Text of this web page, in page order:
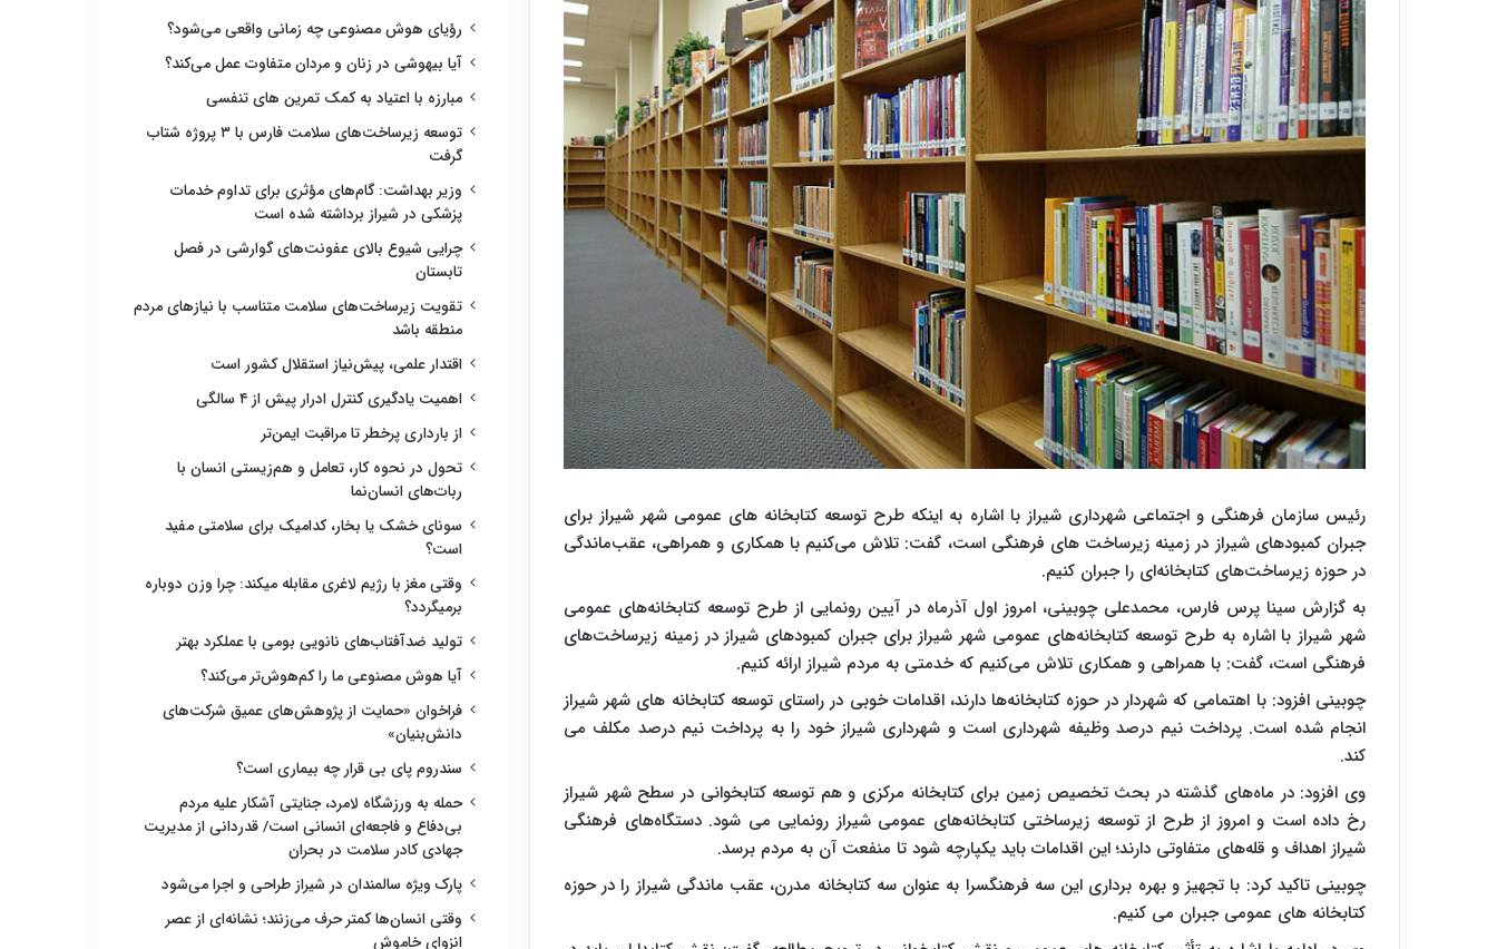
رئیس سازمان فرهنگی و اجتماعی شهرداری شیراز با اشاره به اینکه طرح توسعه کتابخانه های عمومی شهر شیراز برای
جبران کمبودهای شیراز در زمینه زیرساخت های فرهنگی است، گفت: تلاش می‌کنیم با همکاری و همراهی، عقب‌ماندگی
در حوزه زیرساخت‌های کتابخانه‌ای را جبران کنیم.
به گزارش سینا پرس فارس، محمدعلی چوبینی، امروز اول آذرماه در آیین رونمایی از طرح توسعه کتابخانه‌های عمومی
شهر شیراز با اشاره به طرح توسعه کتابخانه‌های عمومی شهر شیراز برای جبران کمبودهای شیراز در زمینه زیرساخت‌های
فرهنگی است، گفت: با همراهی و همکاری تلاش می‌کنیم که خدمتی به مردم شیراز ارائه کنیم.
چوبینی افزود: با اهتمامی که شهردار در حوزه کتابخانه‌ها دارند، اقدامات خوبی در راستای توسعه کتابخانه های شهر شیراز
انجام شده است. پرداخت نیم درصد وظیفه شهرداری است و شهرداری شیراز خود را به پرداخت نیم درصد مکلف می
کند.
وی افزود: در ماه‌های گذشته در بحث تخصیص زمین برای کتابخانه مرکزی و هم توسعه کتابخوانی در سطح شهر شیراز
رخ داده است و امروز از طرح از توسعه زیرساختی کتابخانه‌های عمومی شیراز رونمایی می شود. دستگاه‌های فرهنگی
شیراز اهداف و قله‌های متفاوتی دارند؛ این اقدامات باید یکپارچه شود تا منفعت آن به مردم برسد.
چوبینی تاکید کرد: با تجهیز و بهره برداری این سه فرهنگسرا به عنوان سه کتابخانه مدرن، عقب ماندگی شیراز را در حوزه
کتابخانه های عمومی جبران می کنیم.‌
رؤیای هوش مصنوعی چه زمانی واقعی می‌شود؟
آیا بیهوشی در زنان و مردان متفاوت عمل می‌کند؟
مبارزه با اعتیاد به کمک تمرین های تنفسی
توسعه زیرساخت‌های سلامت فارس با ۳ پروژه شتاب
گرفت
وزیر بهداشت: گام‌های مؤثری برای تداوم خدمات
پزشکی در شیراز برداشته شده است
چرایی شیوع بالای عفونت‌های گوارشی در فصل
تابستان
تقویت زیرساخت‌های سلامت متناسب با نیازهای مردم
منطقه باشد
اقتدار علمی، پیش‌نیاز استقلال کشور است
اهمیت یادگیری کنترل ادرار پیش از ۴ سالگی
از بارداری پرخطر تا مراقبت ایمن‌تر
تحول در نحوه کار، تعامل و هم‌زیستی انسان با
ربات‌های انسان‌نما
سونای خشک یا بخار، کدامیک برای سلامتی مفید
است؟
وقتی مغز با رژیم لاغری مقابله میکند: چرا وزن دوباره
برمیگردد؟
تولید ضدآفتاب‌های نانویی بومی با عملکرد بهتر
آیا هوش مصنوعی ما را کم‌هوش‌تر می‌کند؟
فراخوان «حمایت از پژوهش‌های عمیق شرکت‌های
دانش‌بنیان»
سندروم پای بی قرار چه بیماری است؟
حمله به ورزشگاه لامرد، جنایتی آشکار علیه مردم
بی‌دفاع و فاجعه‌ای انسانی است/ قدردانی از مدیریت
جهادی کادر سلامت در بحران
پارک ویژه سالمندان در شیراز طراحی و اجرا می‌شود
وقتی انسان‌ها کمتر حرف می‌زنند؛ نشانه‌ای از عصر
انزوای خاموش